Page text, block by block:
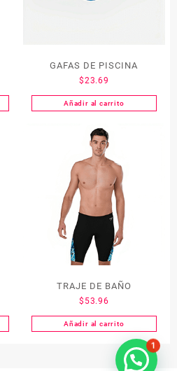
GAFAS DE PISCINA
$23.69
Añadir al carrito
TRAJE DE BAÑO
$ 53.96
Añadir al carrito
1